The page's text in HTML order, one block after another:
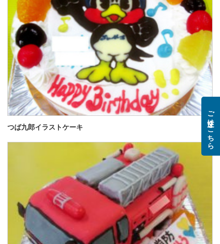
つば九郎イラストケーキ ご注文はこちら